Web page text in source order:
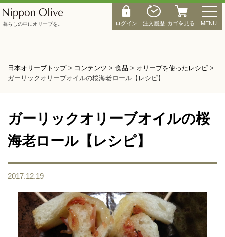
ログイン 注文履歴 カゴを見る
M
E
N
MENU
暮らしの中にオリーブを。
日本オリーブトップ> コンテンツ > 食品 > オリーブを使ったレシピ >
ガーリックオリーブオイルの桜海老ロール【レシピ】
ガーリックオリーブオイルの桜
海老ロール【レシピ】
2017.12.19